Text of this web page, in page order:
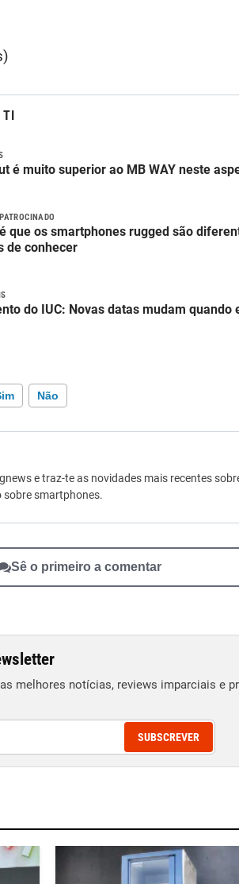
TI
é muito superior ao MB WAY neste
que os smartphones rugged são
de conhecer
do IUC: Novas datas mudam quando
Não
que procuro
e traz-te as novidades mais recentes
sobre smartphones.
Sê o primeiro a comentar
melhores notícias, reviews imparciais e
SUBSCREVER